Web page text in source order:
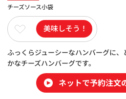
チーズソース小袋
美味しそう！
ふっくらジューシーなハンバーグに
かなチーズハンバーグです。
ネットで予約注文